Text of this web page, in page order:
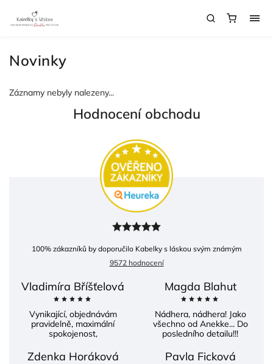
Novinky
Záznamy nebyly nalezeny...
Hodnocení obchodu
100% zákazníků by doporučilo Kabelky s láskou svým známým
9572 hodnocení
Vladimíra Bříšťelová
Vynikající, objednávám
pravidelně, maximální
spokojenost,
Magda Blahut
Nádhera, nádhera! Jako
všechno od Anekke... Do
posledního detailu!!!
Zdenka Horáková Pavla Ficková